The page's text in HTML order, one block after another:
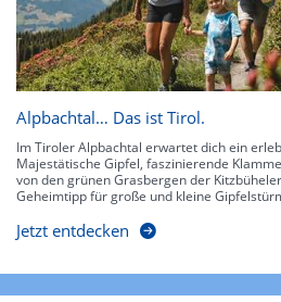
Alpbachtal… Das ist Tirol.
Im Tiroler Alpbachtal erwartet dich ein
Majestätische Gipfel, faszinierende
von den grünen Grasbergen der
Geheimtipp für große und kleine
Jetzt entdecken